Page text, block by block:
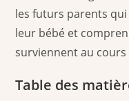
les futurs parents
leur bébé et
surviennent au cours
Table des